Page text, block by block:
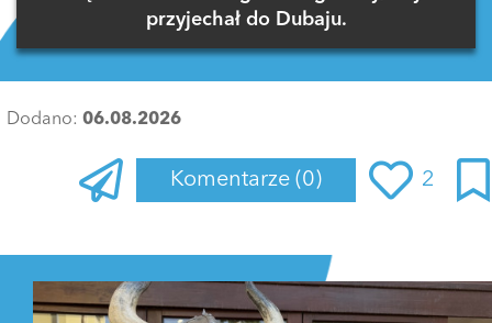
przyjechał do Dubaju.
Dodano: 06.08.2026
Komentarze (0) 2